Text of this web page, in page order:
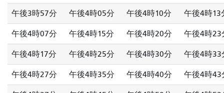
午後3時57分 午後4時05分 午後4時10分 午後4時13
午後4時07分 午後4時15分 午後4時20分 午後4時23
午後4時17分 午後4時25分 午後4時30分 午後4時33
午後4時27分 午後4時35分 午後4時40分 午後4時43